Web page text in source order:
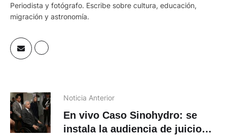
Periodista y fotógrafo. Escribe sobre cultura, educación,
migración y astronomía.
Noticia Anterior
En vivo Caso Sinohydro: se
instala la audiencia de juicio